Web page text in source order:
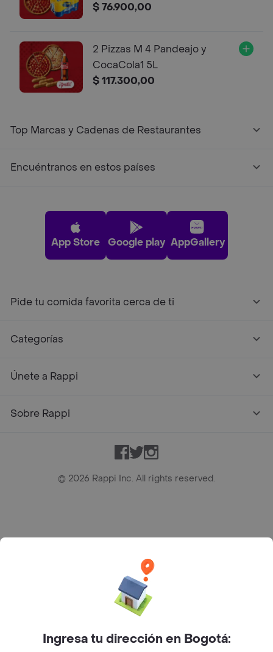
$ 76.900,00
2 Pizzas M 4 Pandeajo y
CocaCola1 5L
$ 117.300,00
Top Marcas y Cadenas de Restaurantes
Encuéntranos en estos países
App Store Google play AppGallery
Pide tu comida favorita cerca de ti
Categorías
Únete a Rappi
Sobre Rappi
Facebook
TwitterInstagram
© 2026 Rappi Inc. All rights reserved.
Bogotá D.C. --- notificacionesrappi@rappi.com
Ingresa tu dirección en Bogotá: